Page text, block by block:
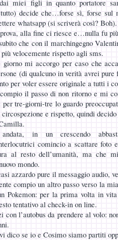
miei figli in quanto portatore
decide che…forse sì, forse
whatsapp (si scriverà così? Boh).
alla fine ci riesce e…nulla fu
che con il marchingegno
velocemente rispetto agli sms.
giorno mi accorgo per caso che
(di qualcuno in verità avrei pure
per voler essere originale a tutti i
il passo di non ritorno e mi
per tre-giorni-tre lo guardo
circospezione e rispetto, quindi
in un crescendo
comincio a scattare
al resto dell’umanità, ma che
mondo.
azzardo pure il messaggio audio,
compio un altro passo verso la
Pokemon: per la prima volta in
tentativo al check-in on line.
con l’autobus da prendere al volo:
dico se io e Cosimo siamo partiti